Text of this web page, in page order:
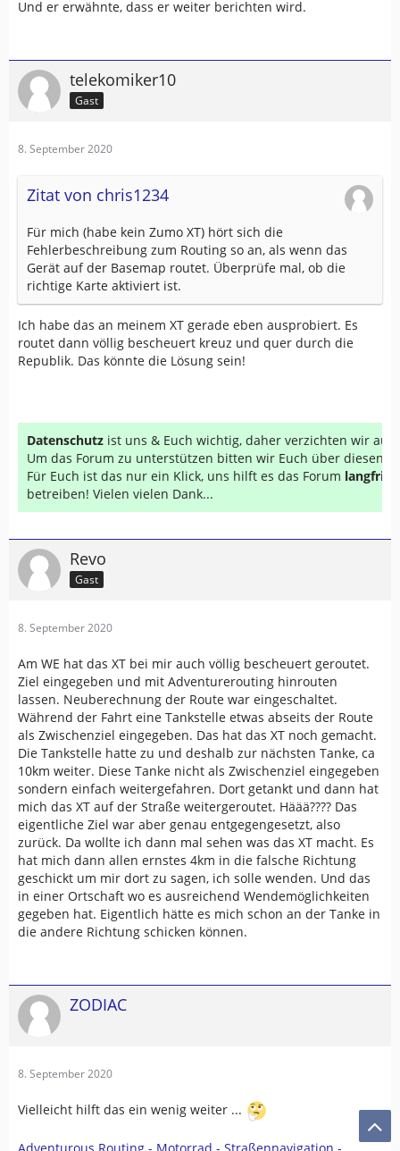
Und er erwähnte, dass er weiter berichten wird.
telekomiker10
Gast
8. September 2020
Zitat von chris1234
Für mich (habe kein Zumo XT) hört sich die
Fehlerbeschreibung zum Routing so an, als wenn das
Gerät auf der Basemap routet. Überprüfe mal, ob die
richtige Karte aktiviert ist.
Ich habe das an meinem XT gerade eben ausprobiert. Es
routet dann völlig bescheuert kreuz und quer durch die
Republik. Das könnte die Lösung sein!
Datenschutz ist uns & Euch wichtig, daher verzichten wir auf
Um das Forum zu unterstützen bitten wir Euch über diesen
Für Euch ist das nur ein Klick, uns hilft es das Forum
betreiben! Vielen vielen Dank...
Revo
Gast
8. September 2020
Am WE hat das XT bei mir auch völlig bescheuert geroutet.
Ziel eingegeben und mit Adventurerouting hinrouten
lassen. Neuberechnung der Route war eingeschaltet.
Während der Fahrt eine Tankstelle etwas abseits der Route
als Zwischenziel eingegeben. Das hat das XT noch gemacht.
Die Tankstelle hatte zu und deshalb zur nächsten Tanke, ca
10km weiter. Diese Tanke nicht als Zwischenziel eingegeben
sondern einfach weitergefahren. Dort getankt und dann hat
mich das XT auf der Straße weitergeroutet. Häää???? Das
eigentliche Ziel war aber genau entgegengesetzt, also
zurück. Da wollte ich dann mal sehen was das XT macht. Es
hat mich dann allen ernstes 4km in die falsche Richtung
geschickt um mir dort zu sagen, ich solle wenden. Und das
in einer Ortschaft wo es ausreichend Wendemöglichkeiten
gegeben hat. Eigentlich hätte es mich schon an der Tanke in
die andere Richtung schicken können.
ZODIAC
8. September 2020
Vielleicht hilft das ein wenig weiter ...